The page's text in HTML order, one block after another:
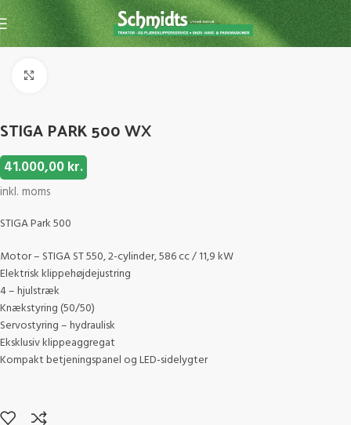
Forside Have- og parkmaskiner Frontrider
STIGA PARK 500 WX
41.000,00kr.
inkl. moms
STIGA Park 500
Motor – STIGA ST 550, 2-cylinder, 586 cc / 11,9 kW
Elektrisk klippehøjdejustring
4 – hjulstræk
Knækstyring (50/50)
Servostyring – hydraulisk
Eksklusiv klippeaggregat
Kompakt betjeningspanel og LED-sidelygter